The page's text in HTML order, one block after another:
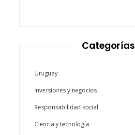
Categorías
Uruguay
Inversiones y negocios
Responsabilidad social
Ciencia y tecnología